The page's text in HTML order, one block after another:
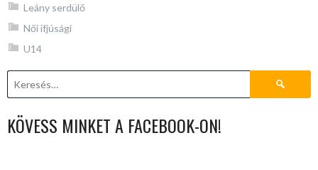
Leány serdülő
Női ifjúsági
U14
Keresés:
KÖVESS MINKET A FACEBOOK-ON!